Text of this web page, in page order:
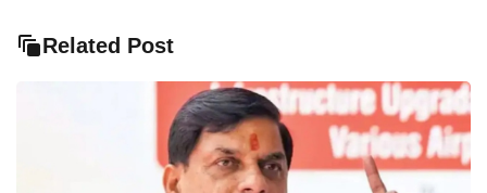
Related Post